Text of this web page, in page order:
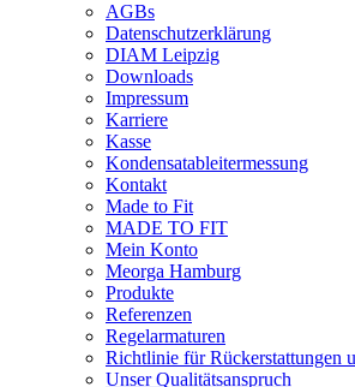
AGBs
Datenschutzerklärung
DIAM Leipzig
Downloads
Impressum
Karriere
Kasse
Kondensatableitermessung
Kontakt
Made to Fit
MADE TO FIT
Mein Konto
Meorga Hamburg
Produkte
Referenzen
Regelarmaturen
Richtlinie für Rückerstattungen
Unser Qualitätsanspruch